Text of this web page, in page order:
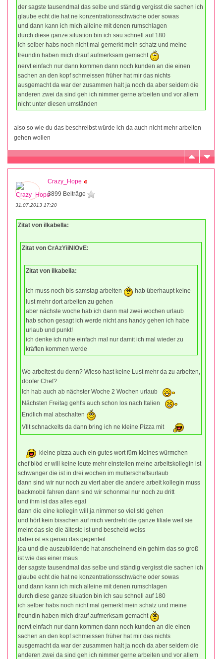
der sagste tausendmal das selbe und ständig vergisst die sachen ich
glaube echt die hat ne konzentrationsschwäche oder sowas
und dann kann ich mich alleine mit denen rumschlagen
durch diese ganze situation bin ich sau schnell auf 180
ich selber habs noch nicht mal gemerkt mein schatz und meine
freundin haben mich drauf aufmerksam gemacht
nervt einfach nur dann kommen dann noch kunden an die einen
sachen an den kopf schmeissen früher hat mir das nichts
ausgemacht da war der zusammen halt ja noch da aber seidem die
anderen zwei da sind geh ich nimmer gerne arbeiten und vor allem
nicht unter diesen umständen
also so wie du das beschreibst würde ich da auch nicht mehr arbeiten
gehen wollen
Crazy_Hope
3899 Beiträge
31.07.2013 17:20
Zitat von ilkabella:
Zitat von CrAzYiiNlOvE:
Zitat von ilkabella:
ich muss noch bis samstag arbeiten
hab überhaupt keine
lust mehr dort arbeiten zu gehen
aber nächste woche hab ich dann mal zwei wochen urlaub
hab schon gesagt ich werde nicht ans handy gehen ich habe
urlaub und punkt!
ich denke ich ruhe einfach mal nur damit ich mal wieder zu
kräften kommen werde
Wo arbeitest du denn? Wieso hast keine Lust mehr da zu arbeiten,
doofer Chef?
Ich hab auch ab nächster Woche 2 Wochen urlaub
Nächsten Freitag geht's auch schon los nach Italien
Endlich mal abschalten
Vllt schnackelts da dann bring ich ne kleine Pizza mit
kleine pizza auch ein gutes wort fürn kleines würmchen
chef blöd er will keine leute mehr einstellen meine arbeitskollegin ist
schwanger die ist in drei wochen im mutterschaftsurlaub
dann sind wir nur noch zu viert aber die andere arbeit kollegin muss
backmobil fahren dann sind wir schonmal nur noch zu dritt
und ihm ist das alles egal
dann die eine kollegin will ja nimmer so viel std gehen
und hört kein bisschen auf mich verdreht die ganze filiale weil sie
meint das sie die älteste ist und bescheid weiss
dabei ist es genau das gegenteil
joa und die auszubildende hat anscheinend ein gehirn das so groß
ist wie das einer maus
der sagste tausendmal das selbe und ständig vergisst die sachen ich
glaube echt die hat ne konzentrationsschwäche oder sowas
und dann kann ich mich alleine mit denen rumschlagen
durch diese ganze situation bin ich sau schnell auf 180
ich selber habs noch nicht mal gemerkt mein schatz und meine
freundin haben mich drauf aufmerksam gemacht
nervt einfach nur dann kommen dann noch kunden an die einen
sachen an den kopf schmeissen früher hat mir das nichts
ausgemacht da war der zusammen halt ja noch da aber seidem die
anderen zwei da sind geh ich nimmer gerne arbeiten und vor allem